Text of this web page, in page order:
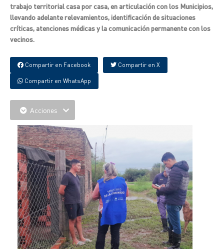
trabajo territorial casa por casa, en articulación con los Municipios,
llevando adelante relevamientos, identificación de situaciones
críticas, atenciones médicas y la comunicación permanente con los
vecinos.
Compartir en Facebook Compartir en X
Compartir en WhatsApp
Acciones